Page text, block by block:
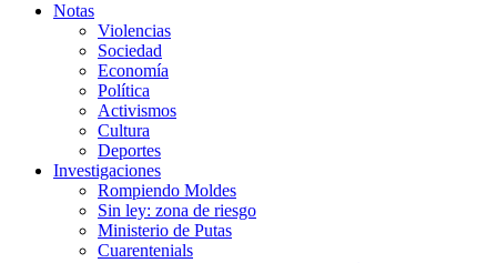
Notas
Violencias
Sociedad
Economía
Política
Activismos
Cultura
Deportes
Investigaciones
Rompiendo Moldes
Sin ley: zona de riesgo
Ministerio de Putas
Cuarentenials